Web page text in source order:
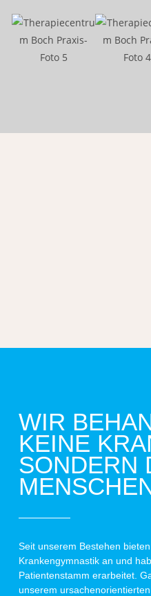
WIR
KEINE
SONDERN
Seit unserem Bestehen
Krankengymnastik an und
Patientenstamm erarbeitet.
unserem